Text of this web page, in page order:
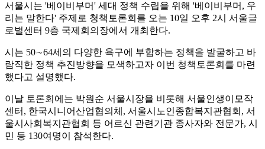
서울시는 '베이비부머' 세대 정책 수립을 위해 '베이비부머, 우
리는 말한다' 주제로 청책토론회를 오는 10일 오후 2시 서울글
로벌센터 9층 국제회의장에서 개최한다.
시는 50∼64세의 다양한 욕구에 부합하는 정책을 발굴하고 바
람직한 정책 추진방향을 모색하고자 이번 청책토론회를 마련
했다고 설명했다.
이날 토론회에는 박원순 서울시장을 비롯해 서울인생이모작
센터, 한국시니어산업협의체, 서울시노인종합복지관협회, 서
울시사회복지관협회 등 어르신 관련기관 종사자와 전문가, 시
민 등 130여명이 참석한다.